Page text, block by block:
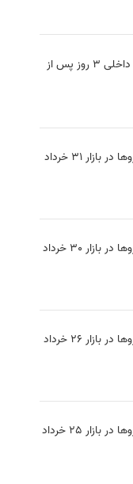
قیمت جدید خودروهای داخلی 3 روز پس از
قیمت روز برخی از خودروها در بازار 31 خرداد
قیمت روز برخی از خودروها در بازار 30 خرداد
قیمت روز برخی از خودروها در بازار 26 خرداد
قیمت روز برخی از خودروها در بازار 25 خرداد